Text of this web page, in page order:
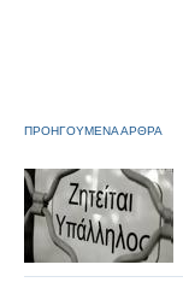
ΠΡΟΗΓΟΥΜΕΝΑ ΑΡΘΡΑ